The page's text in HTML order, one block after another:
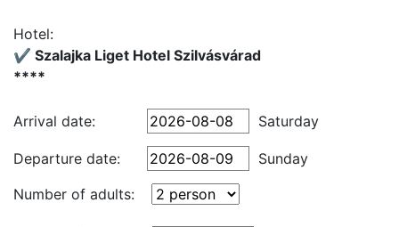
Hotel:
✔️ Szalajka Liget Hotel Szilvásvárad
****
Arrival date: Saturday
Departure date:
Sunday
Number of adults: